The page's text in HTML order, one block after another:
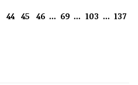
44 45 46 ... 69 ... 103 ... 137